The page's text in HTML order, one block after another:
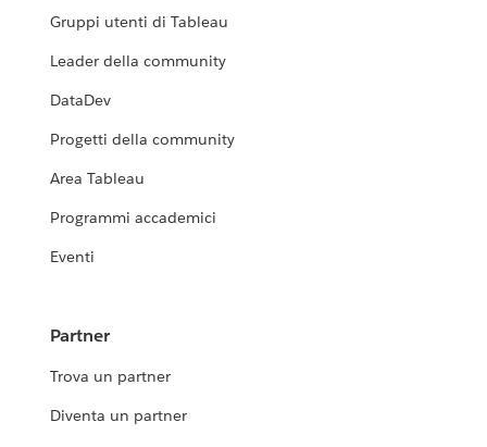
Gruppi utenti di Tableau
Leader della community
DataDev
Progetti della community
Area Tableau
Programmi accademici
Eventi
Partner
Trova un partner
Diventa un partner